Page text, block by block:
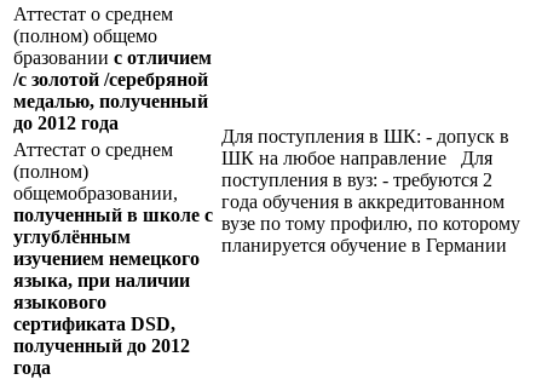
Аттестат о среднем
(полном) общемо
бразовании с отличием
/с золотой /серебряной
медалью, полученный
до 2012 года
Для поступления в ШК: - допуск в
ШК на любое направление Для
поступления в вуз: - требуются 2
года обучения в аккредитованном
вузе по тому профилю, по которому
планируется обучение в Германии
Аттестат о среднем
(полном)
общемобразовании,
полученный в школе с
углублённым
изучением немецкого
языка, при наличии
языкового
сертификата DSD,
полученный до 2012
года